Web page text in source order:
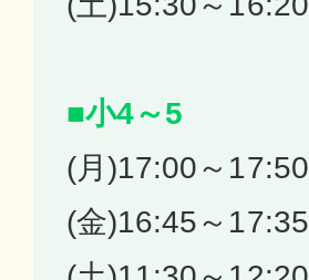
■小4～5
(月)17:00～17:50
(金)16:45～17:35